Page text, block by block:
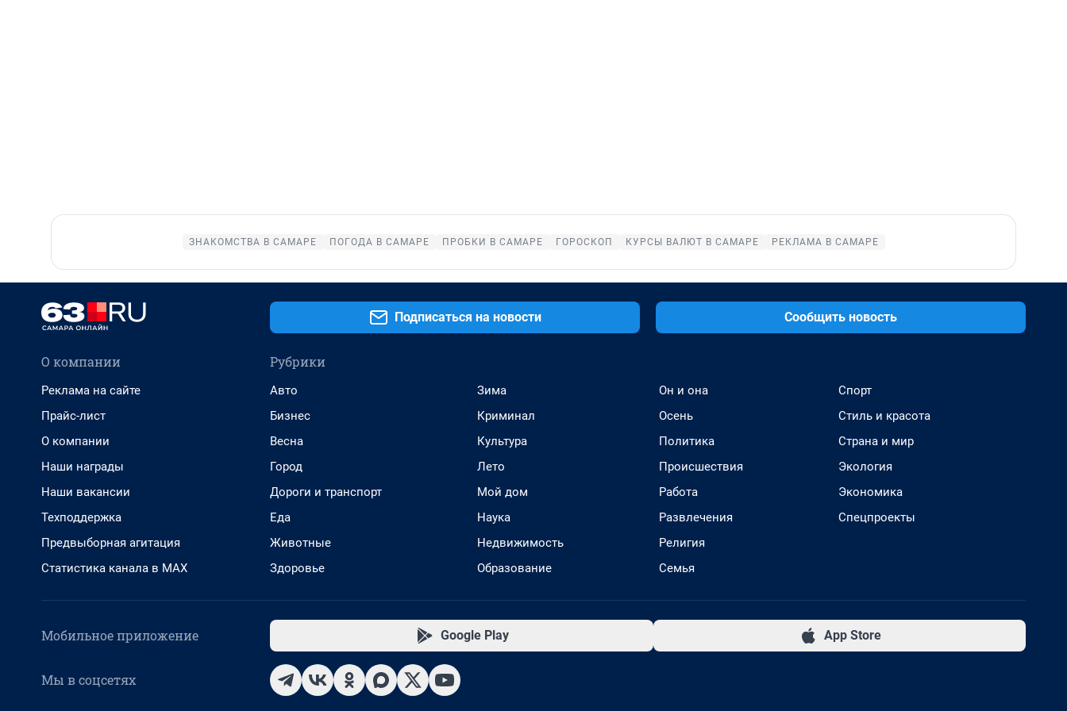
ЗНАКОМСТВА В САМАРЕ ПОГОДА В САМАРЕ ПРОБКИ В САМАРЕ ГОРОСКОП КУРСЫ ВАЛЮТ В САМАРЕ РЕКЛАМА В САМАРЕ
Подписаться на новости Сообщить новость
О компании
Реклама на сайте
Прайс-лист
О компании
Наши награды
Наши вакансии
Техподдержка
Предвыборная агитация
Статистика канала в MAX
Рубрики
Авто
Бизнес
Весна
Город
Дороги и транспорт
Еда
Животные
Здоровье
Зима
Криминал
Культура
Лето
Мой дом
Наука
Недвижимость
Образование
Он и она
Осень
Политика
Происшествия
Работа
Развлечения
Религия
Семья
Спорт
Стиль и красота
Страна и мир
Экология
Экономика
Спецпроекты
Мобильное приложение Google Play App Store
Мы в соцсетях